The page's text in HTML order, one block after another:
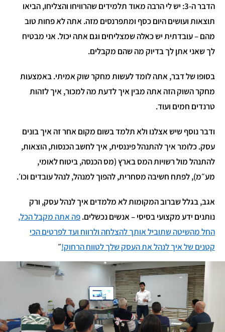
הדבר ה-3: יש לי הרבה מאוד תלמידים שהרוויחו והצליחו, הביאו
תוצאות ועושים היום כסף ומתפרנסים מזה. אתה לא פחות טוב
מהם – עובדתית יש כאלה שמצליחים וגם אתה יכול. אני מבטיח
לך שאני אתן לך בדיוק מה שהם מקבלים.
בסופו של דבר, אתה לומד לעשות מחקר שוק אמיתי. באמצעות
מחקר השוק הזה אתה מבין איך לדעת מה למכור, איך לזהות
טרנדים חמים ועוד.
ודבר נוסף שיש אצלנו ולא תלמד בשום מקום אחר זה איך בונים
עסק. כלומר איך להתנהל פיננסית, איך לחשב הכנסות, הוצאות,
להתנהל מול רשויות המס בארץ (מס הכנסה, ביטוח לאומי,
מע״מ), לפתח חשיבה מסחרית, להפוך למנהל, לנהל עובדים וכו׳.
אגב, בגלל שברוב המקומות לא מלמדים איך לנהל עסק, ורק
נותנים ידע מקצועי בסיסי – אנשים נכשלים.פה אתה מקבל הכל,
החל מהשיטה שתוביל אותך להצלחה ולרווח ועד לפרטים הכי
קטנים של איך לנהל את העסק שלך לטווח הרחוק!״